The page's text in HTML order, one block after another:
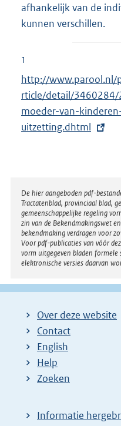
afhankelijk van de
kunnen verschillen.
1
E
x
t
e
l
i
n
k
:
http://www.parool.nl/
rticle/detail/
moeder-van-
uitzetting.dhtml
Disclaimer
De hier aangeboden pdf-
Tractatenblad, provinciaal blad,
gemeenschappelijke regeling
zin van de Bekendmakingswet
bekendmaking verdragen voor
Voor pdf-publicaties van vóór
vorm uitgegeven bladen formele
elektronische versies daarvan
Over deze website
Contact
English
Help
Zoeken
Informatie